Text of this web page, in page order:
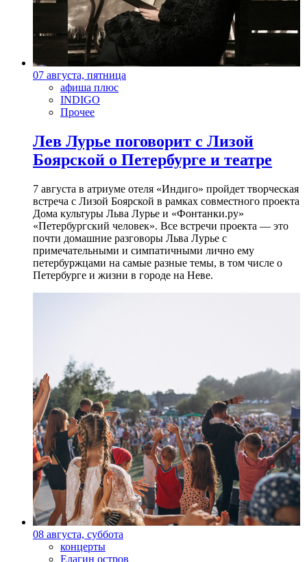
07 августа, пятница
афиша плюс
INDIGO
Прочее
Лев Лурье поговорит с Лизой
Боярской о Петербурге и театре
7 августа в атриуме отеля «Индиго» пройдет творческая
встреча с Лизой Боярской в рамках совместного проекта
Дома культуры Льва Лурье и «Фонтанки.ру»
«Петербургский человек». Все встречи проекта — это
почти домашние разговоры Льва Лурье с
примечательными и симпатичными лично ему
петербуржцами на самые разные темы, в том числе о
Петербурге и жизни в городе на Неве.
08 августа, суббота
концерты
Елагин остров